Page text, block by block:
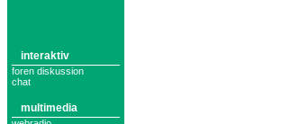
interaktiv
foren diskussion
chat
multimedia